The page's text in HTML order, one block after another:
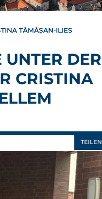
TĂMĂȘAN-ILIES
DER
CRISTINA
TEILEN